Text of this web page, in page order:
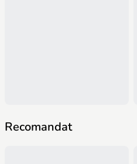
Recomandat